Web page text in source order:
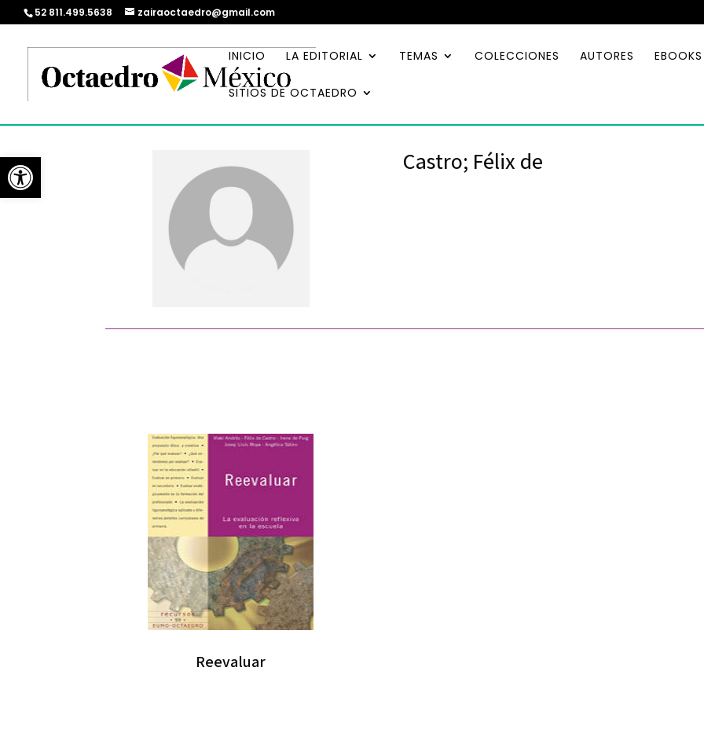
Abrir barra de herramientas
52 811.499.5638 zairaoctaedro@gmail.com
INICIO LA EDITORIAL TEMAS COLECCIONES AUTORES EBOOKS
SITIOS DE OCTAEDRO
Castro; Félix de
Reevaluar